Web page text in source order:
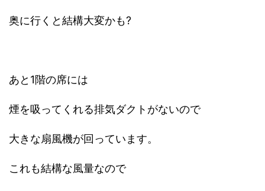
奥に行くと結構大変かも?
あと1階の席には
煙を吸ってくれる排気ダクトがないので
大きな扇風機が回っています。
これも結構な風量なので